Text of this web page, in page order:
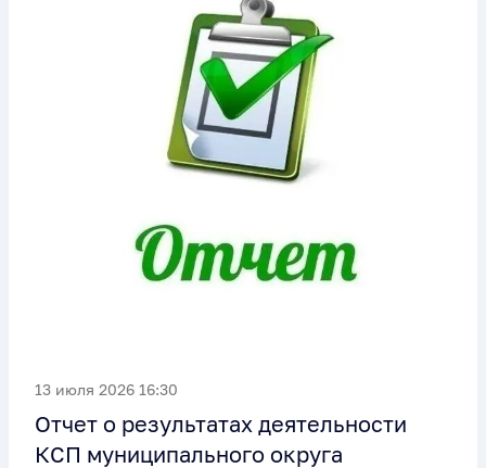
13 июля 2026 16:30
Отчет о результатах деятельности
КСП муниципального округа